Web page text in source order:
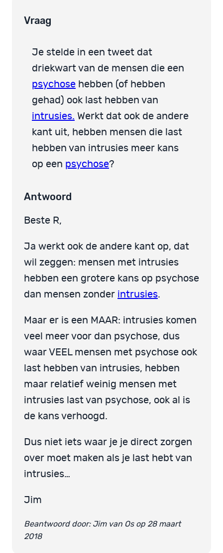
Vraag
Je stelde in een tweet dat
driekwart van de mensen die een
psychose hebben (of hebben
gehad) ook last hebben van
intrusies. Werkt dat ook de andere
kant uit, hebben mensen die last
hebben van intrusies meer kans
op een psychose?
Antwoord
Beste R,
Ja werkt ook de andere kant op, dat
wil zeggen: mensen met intrusies
hebben een grotere kans op psychose
dan mensen zonder intrusies.
Maar er is een MAAR: intrusies komen
veel meer voor dan psychose, dus
waar VEEL mensen met psychose ook
last hebben van intrusies, hebben
maar relatief weinig mensen met
intrusies last van psychose, ook al is
de kans verhoogd.
Dus niet iets waar je je direct zorgen
over moet maken als je last hebt van
intrusies…
Jim
Beantwoord door: Jim van Os op 28 maart
2018